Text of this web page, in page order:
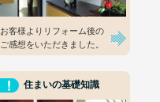
お客様よりリフォーム後の
ご感想をいただきました。
住まいの基礎知識